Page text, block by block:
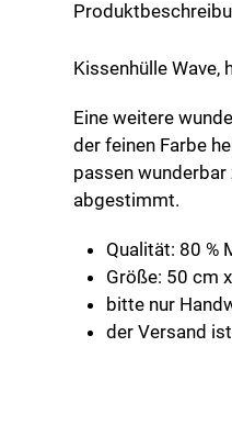
Kissenhülle Wave,
Eine weitere
der feinen Farbe
passen
abgestimmt.
Qualität: 80 %
Größe: 50 cm
bitte nur
der Versand